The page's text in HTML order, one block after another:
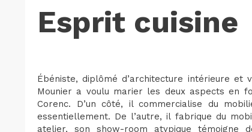
Esprit cuisine
Ébéniste, diplômé d’architecture intérieure et
Mounier a voulu marier les deux aspects en
Corenc. D’un côté, il commercialise du
essentiellement. De l’autre, il fabrique du
atelier, son show-room atypique témoigne